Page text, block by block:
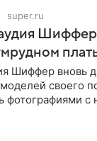
super.ru
Шиффер вновь
своего
фотографиями с